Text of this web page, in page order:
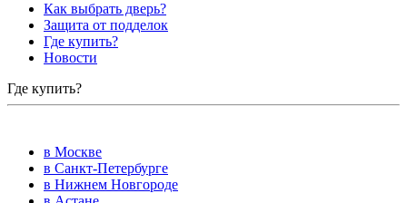
Как выбрать дверь?
Защита от подделок
Где купить?
Новости
Где купить?
в Москве
в Санкт-Петербурге
в Нижнем Новгороде